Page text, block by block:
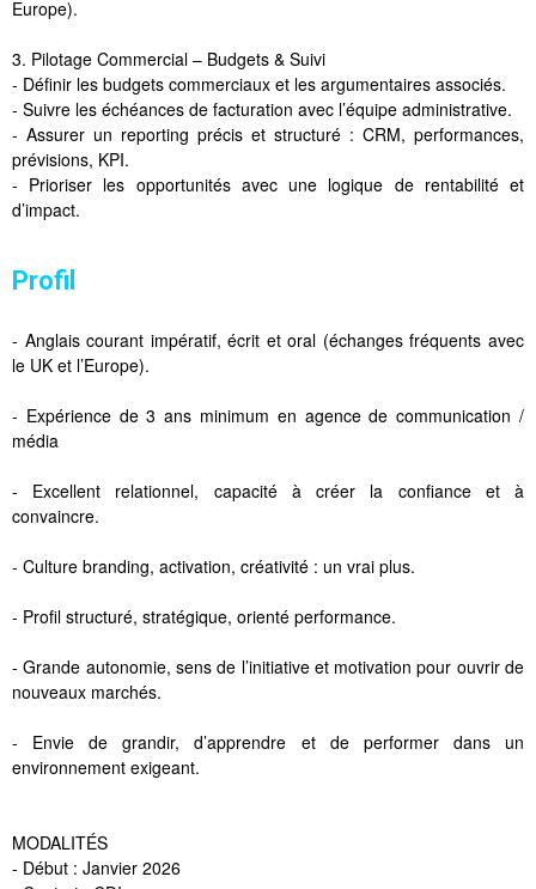
Europe).
3. Pilotage Commercial – Budgets & Suivi
- Définir les budgets commerciaux et les argumentaires associés.
- Suivre les échéances de facturation avec l’équipe administrative.
- Assurer un reporting précis et structuré : CRM, performances,
prévisions, KPI.
- Prioriser les opportunités avec une logique de rentabilité et
d’impact.
Profil
- Anglais courant impératif, écrit et oral (échanges fréquents avec
le UK et l’Europe).
- Expérience de 3 ans minimum en agence de communication /
média
- Excellent relationnel, capacité à créer la confiance et à
convaincre.
- Culture branding, activation, créativité : un vrai plus.
- Profil structuré, stratégique, orienté performance.
- Grande autonomie, sens de l’initiative et motivation pour ouvrir de
nouveaux marchés.
- Envie de grandir, d’apprendre et de performer dans un
environnement exigeant.
MODALITÉS
- Début : Janvier 2026